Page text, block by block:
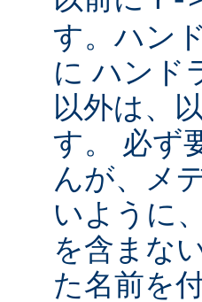
す。ハン
に ハンド
以外は、
す。 必ず
んが、メ
いように
を含まな
た名前を